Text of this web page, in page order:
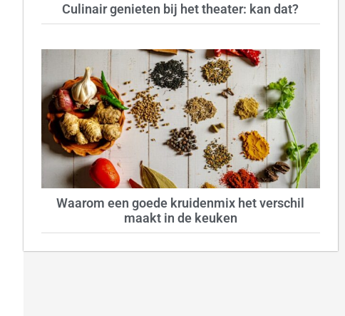
Culinair genieten bij het theater: kan dat?
Waarom een goede kruidenmix het verschil
maakt in de keuken